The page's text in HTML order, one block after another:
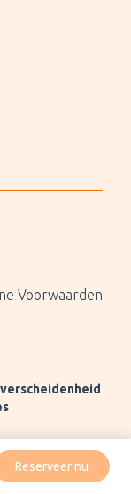
Reserveer nu
Voorwaarden